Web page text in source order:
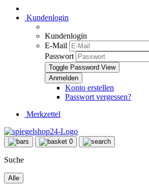
Kundenlogin
Kundenlogin
E-Mail
Passwort
Toggle Password View
Konto erstellen
Passwort vergessen?
Merkzettel
0
Suche
Alle